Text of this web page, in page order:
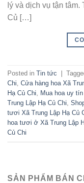
lý và dịch vụ tận
Củ […]
Posted in Tin tức
Chi Cửa hàng hoa Xã
Hạ Củ Chi
Mua hoa uy
Trung Lập Hạ Củ Chi
tươi Xã Trung Lập Hạ Củ
hoa tươi ở Xã Trung Lập
Củ Chi
SẢN PHẨM BÁN